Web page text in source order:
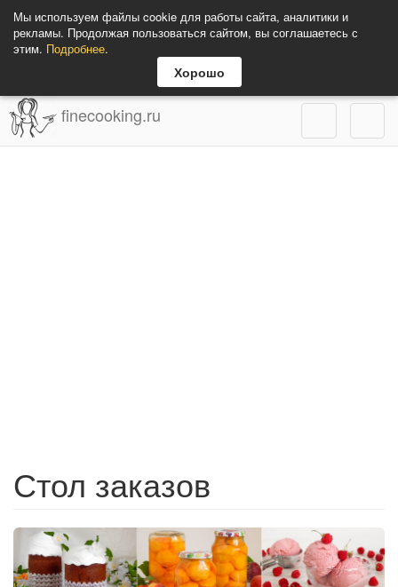
Мы используем файлы cookie для работы сайта, аналитики и
рекламы. Продолжая пользоваться сайтом, вы соглашаетесь с
этим. Подробнее.
Хорошо
finecooking.ru
Стол заказов